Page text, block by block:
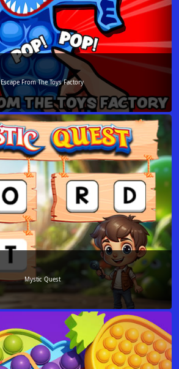
Escape From The Toys Factory
Mystic Quest